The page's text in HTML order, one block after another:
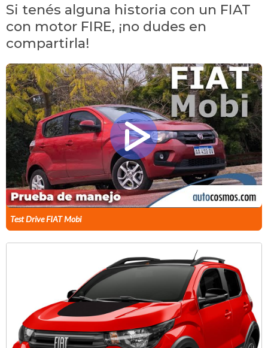
Si tenés alguna historia con un FIAT
con motor FIRE, ¡no dudes en
compartirla!
Test Drive FIAT Mobi